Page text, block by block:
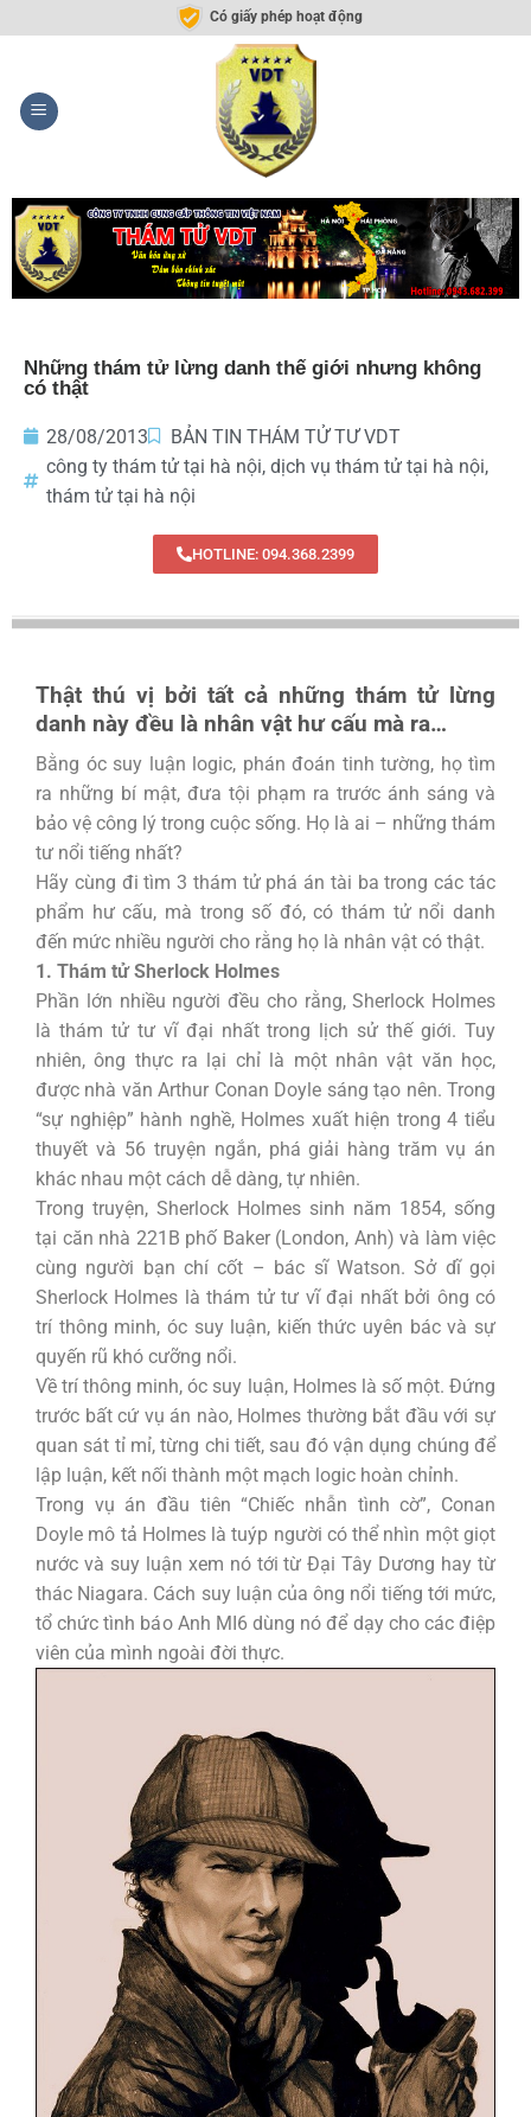
Có giấy phép hoạt động
Những thám tử lừng danh thế giới nhưng không
có thật
28/08/2013
BẢN TIN THÁM TỬ TƯ VDT
công ty thám tử tại hà nội, dịch vụ thám tử tại hà nội,
thám tử tại hà nội
HOTLINE: 094.368.2399
Thật thú vị bởi tất cả những thám tử lừng
danh này đều là nhân vật hư cấu mà ra…
Bằng óc suy luận logic, phán đoán tinh tường, họ tìm
ra những bí mật, đưa tội phạm ra trước ánh sáng và
bảo vệ công lý trong cuộc sống. Họ là ai – những thám
tư nổi tiếng nhất?
Hãy cùng đi tìm 3 thám tử phá án tài ba trong các tác
phẩm hư cấu, mà trong số đó, có thám tử nổi danh
đến mức nhiều người cho rằng họ là nhân vật có thật.
1. Thám tử Sherlock Holmes
Phần lớn nhiều người đều cho rằng, Sherlock Holmes
là thám tử tư vĩ đại nhất trong lịch sử thế giới. Tuy
nhiên, ông thực ra lại chỉ là một nhân vật văn học,
được nhà văn Arthur Conan Doyle sáng tạo nên. Trong
“sự nghiệp” hành nghề, Holmes xuất hiện trong 4 tiểu
thuyết và 56 truyện ngắn, phá giải hàng trăm vụ án
khác nhau một cách dễ dàng, tự nhiên.
Trong truyện, Sherlock Holmes sinh năm 1854, sống
tại căn nhà 221B phố Baker (London, Anh) và làm việc
cùng người bạn chí cốt – bác sĩ Watson. Sở dĩ gọi
Sherlock Holmes là thám tử tư vĩ đại nhất bởi ông có
trí thông minh, óc suy luận, kiến thức uyên bác và sự
quyến rũ khó cưỡng nổi.
Về trí thông minh, óc suy luận, Holmes là số một. Đứng
trước bất cứ vụ án nào, Holmes thường bắt đầu với sự
quan sát tỉ mỉ, từng chi tiết, sau đó vận dụng chúng để
lập luận, kết nối thành một mạch logic hoàn chỉnh.
Trong vụ án đầu tiên “Chiếc nhẫn tình cờ”, Conan
Doyle mô tả Holmes là tuýp người có thể nhìn một giọt
nước và suy luận xem nó tới từ Đại Tây Dương hay từ
thác Niagara. Cách suy luận của ông nổi tiếng tới mức,
tổ chức tình báo Anh MI6 dùng nó để dạy cho các điệp
viên của mình ngoài đời thực.